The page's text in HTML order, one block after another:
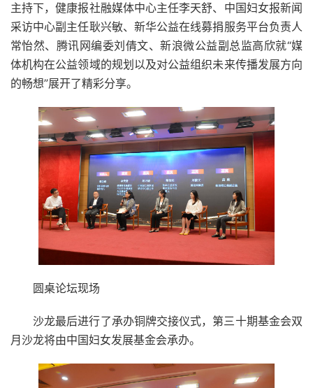
主持下，健康报社融媒体中心主任李天舒、中国妇女报新闻
采访中心副主任耿兴敏、新华公益在线募捐服务平台负责人
常怡然、腾讯网编委刘倩文、新浪微公益副总监高欣就“媒
体机构在公益领域的规划以及对公益组织未来传播发展方向
的畅想”展开了精彩分享。
圆桌论坛现场
沙龙最后进行了承办铜牌交接仪式，第三十期基金会双
月沙龙将由中国妇女发展基金会承办。